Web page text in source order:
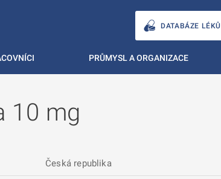
DATABÁZE LÉKŮ
PRŮMYSL A ORGANIZACE
10 mg
Česká republika